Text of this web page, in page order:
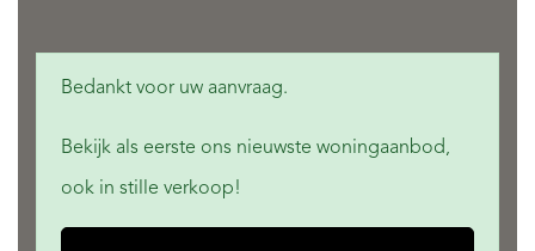
Bedankt voor uw aanvraag.
Bekijk als eerste ons nieuwste woningaanbod,
ook in stille verkoop!